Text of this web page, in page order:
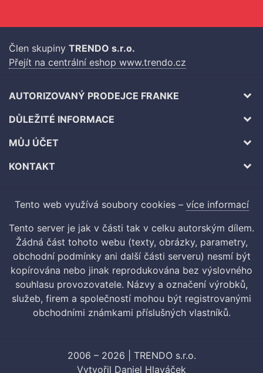
Člen skupiny TRENDO s.r.o.
Přejít na centrální eshop www.trendo.cz
AUTORIZOVANÝ PRODEJCE FRANKE
DŮLEŽITÉ INFORMACE
MŮJ ÚČET
KONTAKT
Tento web využívá soubory cookies – více informací
Tento server je jak v části tak v celku autorským dílem.
Žádná část tohoto webu (texty, obrázky, parametry,
obchodní podmínky ani další části serveru) nesmí být
kopírována nebo jinak reprodukována bez výslovného
souhlasu provozovatele. Názvy a označení výrobků,
služeb, firem a společností mohou být registrovanými
obchodními známkami příslušných vlastníků.
2006 – 2026 | TRENDO s.r.o.
Vytvořil Daniel Hlaváček